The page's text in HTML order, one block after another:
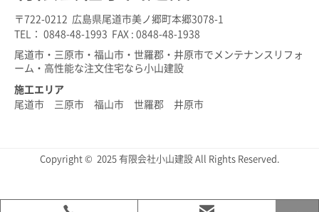
〒722-0212 広島県尾道市美ノ郷町本郷3078-1
TEL： 0848-48-1993 FAX : 0848-48-1938
尾道市・三原市・福山市・世羅郡・井原市でメンテナンスリフォ
ーム・高性能な注文住宅なら小山建設
施工エリア
尾道市 三原市 福山市 世羅郡 井原市
Copyright © 2025 有限会社小山建設 All Rights Reserved.